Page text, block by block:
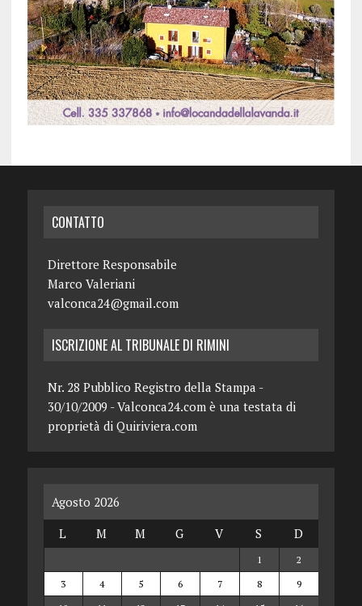
CONTATTO
Direttore Responsabile
Marco Valeriani
valconca24@gmail.com
ISCRIZIONE AL TRIBUNALE DI RIMINI
Nr. 28 Pubblico Registro della Stampa -
30/10/2009 - Valconca24.com è una testata di
proprietà di Quiriviera.com
Agosto 2026
L
M M G V S D
1
2
3
4 5 6 7 8
9